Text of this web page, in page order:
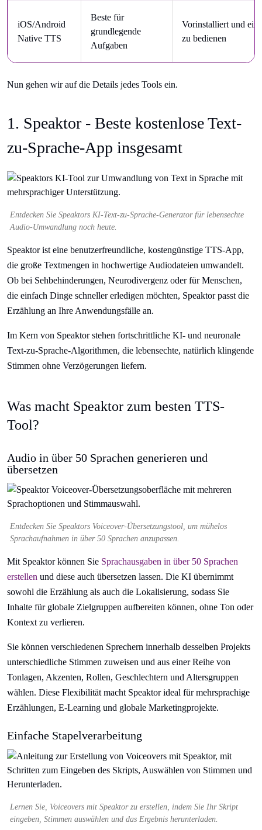
iOS/Android
Native TTS
Beste für
grundlegende
Aufgaben
Vorinstalliert und
zu bedienen
Nun gehen wir auf die Details jedes Tools ein.
1. Speaktor - Beste kostenlose Text-
zu-Sprache-App insgesamt
Entdecken Sie Speaktors KI-Text-zu-Sprache-Generator für lebensechte
Audio-Umwandlung noch heute.
Speaktor ist eine benutzerfreundliche, kostengünstige TTS-App,
die große Textmengen in hochwertige Audiodateien umwandelt.
Ob bei Sehbehinderungen, Neurodivergenz oder für Menschen,
die einfach Dinge schneller erledigen möchten, Speaktor passt die
Erzählung an Ihre Anwendungsfälle an.
Im Kern von Speaktor stehen fortschrittliche KI- und neuronale
Text-zu-Sprache-Algorithmen, die lebensechte, natürlich klingende
Stimmen ohne Verzögerungen liefern.
Was macht Speaktor zum besten TTS-
Tool?
Audio in über 50 Sprachen generieren und
übersetzen
Entdecken Sie Speaktors Voiceover-Übersetzungstool, um mühelos
Sprachaufnahmen in über 50 Sprachen anzupassen.
Mit Speaktor können Sie Sprachausgaben in über 50 Sprachen
erstellen und diese auch übersetzen lassen. Die KI übernimmt
sowohl die Erzählung als auch die Lokalisierung, sodass Sie
Inhalte für globale Zielgruppen aufbereiten können, ohne Ton oder
Kontext zu verlieren.
Sie können verschiedenen Sprechern innerhalb desselben Projekts
unterschiedliche Stimmen zuweisen und aus einer Reihe von
Tonlagen, Akzenten, Rollen, Geschlechtern und Altersgruppen
wählen. Diese Flexibilität macht Speaktor ideal für mehrsprachige
Erzählungen, E-Learning und globale Marketingprojekte.
Einfache Stapelverarbeitung
Lernen Sie, Voiceovers mit Speaktor zu erstellen, indem Sie Ihr Skript
eingeben, Stimmen auswählen und das Ergebnis herunterladen.